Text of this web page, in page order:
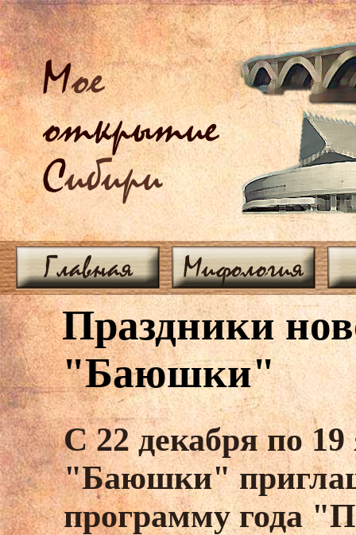
Мое
открытие
Сибири
Главная Мифология
Праздники
"Баюшки"
С 22 декабря по 19
"Баюшки"
программу года